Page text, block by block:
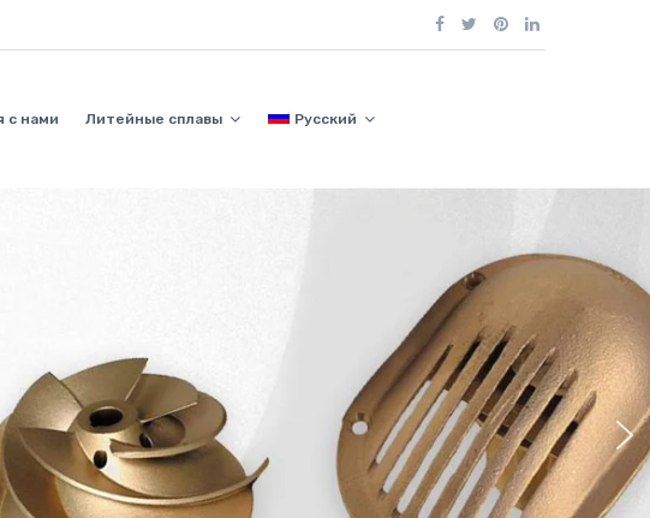
с нами Литейные сплавы Русский